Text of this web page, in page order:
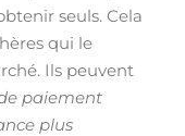
seuls. Cela
qui le
Ils peuvent
paiement
plus